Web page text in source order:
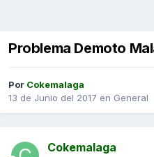
Problema Demoto
Por Cokemalaga
13 de Junio del 2017 en General
Cokemalaga